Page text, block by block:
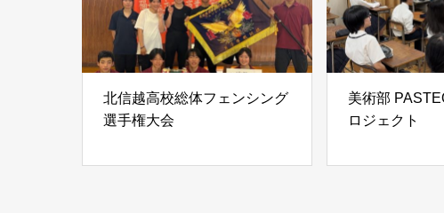
北信越高校総体フェンシング
選手権大会
美術部
ロジェクト